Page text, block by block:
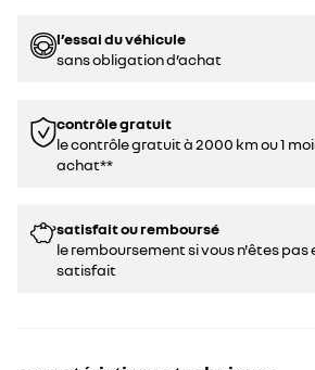
l’essai du véhicule
sans obligation d’achat
contrôle gratuit
le contrôle gratuit à 2000 km ou 1
achat**
satisfait ou remboursé
le remboursement si vous n'êtes
satisfait